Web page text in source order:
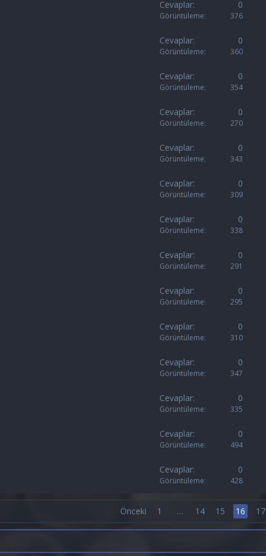
Cevaplar 0
Görüntüleme 376
Cevaplar 0
Görüntüleme 360
Cevaplar 0
Görüntüleme 354
Cevaplar 0
Görüntüleme 270
Cevaplar 0
Görüntüleme 343
Cevaplar 0
Görüntüleme 309
Cevaplar 0
Görüntüleme 338
Cevaplar 0
Görüntüleme 291
Cevaplar 0
Görüntüleme 295
Cevaplar 0
Görüntüleme 310
Cevaplar 0
Görüntüleme 347
Cevaplar 0
Görüntüleme 335
Cevaplar 0
Görüntüleme 494
Cevaplar 0
Görüntüleme 428
Önceki 1 … 14 15 16 17